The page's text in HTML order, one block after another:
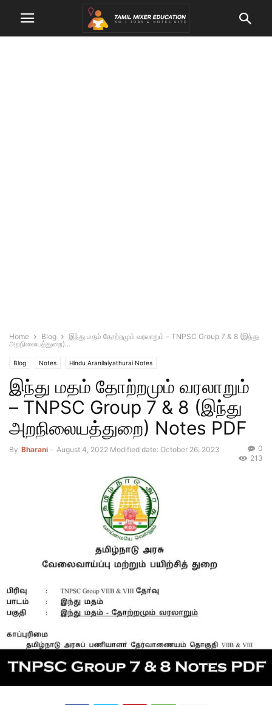
Home Blog
இந்து மதம் தோற்றமும் வரலாறும் – TNPSC Group 7 & 8 (இந்து
அறநிலையத்துறை)...
Blog Notes Hindu Aranilaiyathurai Notes
இந்து மதம் தோற்றமும் வரலாறும்
– TNPSC Group 7 & 8 (இந்து
அறநிலையத்துறை) Notes PDF
By Bharani - August 4, 2022 Modified date: October 26, 2023
0
213